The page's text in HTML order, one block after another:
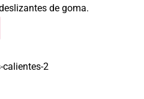
de goma.
calientes-2